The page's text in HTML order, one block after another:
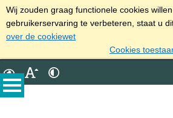
Wij zouden graag functionele cookies
gebruikerservaring te verbeteren, staat u
over de cookiewet
Cookies